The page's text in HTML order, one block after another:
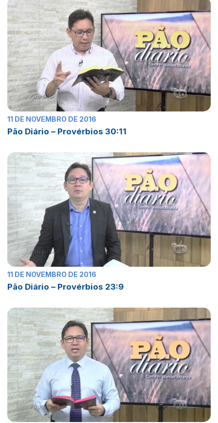
11 DE NOVEMBRO DE 2016
Pão Diário – Provérbios 30:11
11 DE NOVEMBRO DE 2016
Pão Diário – Provérbios 23:9